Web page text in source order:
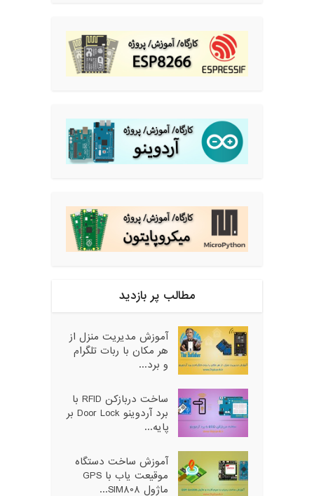
مطالب پر بازدید
آموزش مدیریت منزل از
هر مکان با ربات تلگرام
و برد...
ساخت دربازکن RFID با
برد آردوینو Door Lock بر
پایه...
آموزش ساخت دستگاه
موقیعت یاب با GPS
ماژول SIM808...